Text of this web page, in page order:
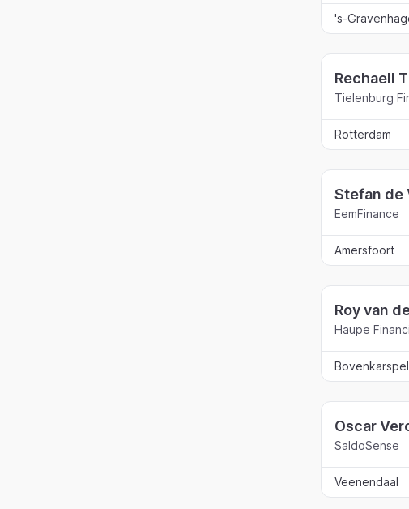
's-
Rechaell
Tielenburg
Rotterdam
Stefan de
EemFinance
Amersfoort
Roy van
Haupe
Bovenkarspel
Oscar
SaldoSense
Veenendaal